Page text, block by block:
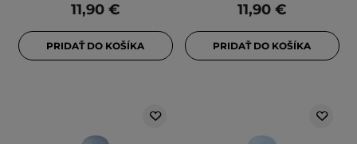
11,90 €
PRIDAŤ DO KOŠÍKA
11,90 €
PRIDAŤ DO KOŠÍKA